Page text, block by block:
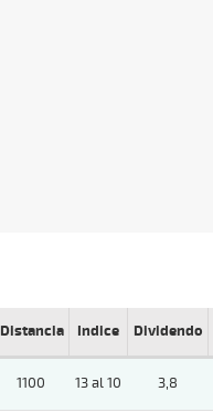
Distancia Indice Dividendo
1100 13 al 10 3,8